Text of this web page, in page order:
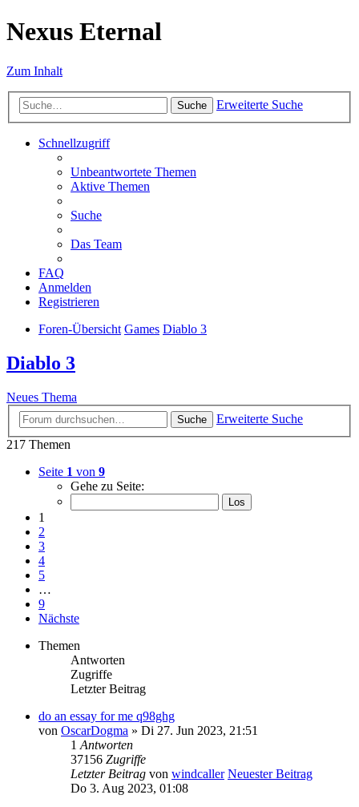
Nexus Eternal
Zum Inhalt
Suche Erweiterte Suche
Schnellzugriff
Unbeantwortete Themen
Aktive Themen
Suche
Das Team
FAQ
Anmelden
Registrieren
Foren-Übersicht Games Diablo 3
Diablo 3
Neues Thema
Suche
Erweiterte Suche
217 Themen
Seite 1 von 9
Gehe zu Seite:
1
2
3
4
5
…
9
Nächste
Themen
Antworten
Zugriffe
Letzter Beitrag
do an essay for me q98ghg
von OscarDogma » Di 27. Jun 2023, 21:51
1 Antworten
37156 Zugriffe
Letzter Beitrag von windcaller Neuester Beitrag
Do 3. Aug 2023, 01:08